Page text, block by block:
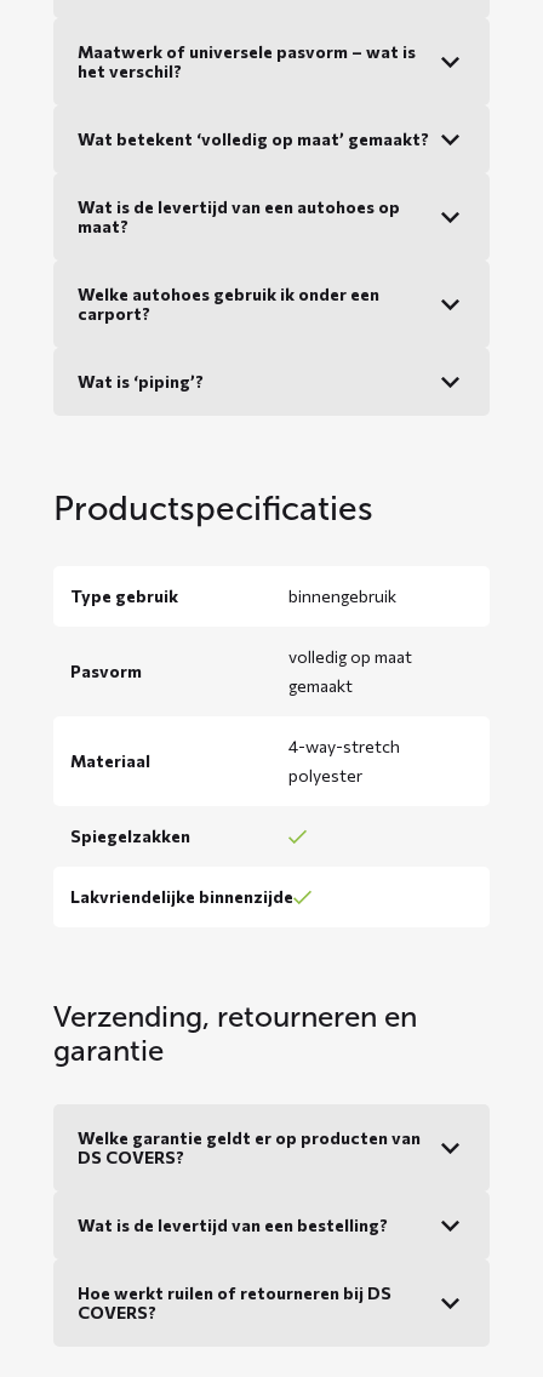
Maatwerk of universele pasvorm – wat is
het verschil?
Wat betekent ‘volledig op maat’ gemaakt?
Wat is de levertijd van een autohoes op
maat?
Welke autohoes gebruik ik onder een
carport?
Wat is ‘piping’?
Productspecificaties
Type gebruik binnengebruik
Pasvorm
volledig op maat
gemaakt
Materiaal
4-way-stretch
polyester
Spiegelzakken
Lakvriendelijke binnenzijde
Verzending, retourneren en
garantie
Welke garantie geldt er op producten van
DS COVERS?
Wat is de levertijd van een bestelling?
Hoe werkt ruilen of retourneren bij DS
COVERS?